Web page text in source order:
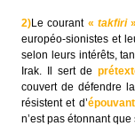
2)Le courant «takfiri
européo-sionistes et
selon leurs intérêts,
Irak. Il sert de
couvert de défendre
résistent et d’
n’est pas étonnant